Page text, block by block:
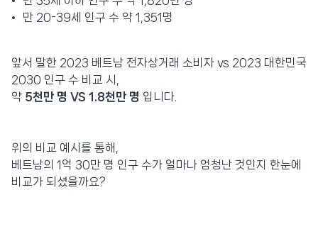
만 20-39세 인구 수 약 1,351명
앞서 말한 2023 베트남 전자상거래 소비자 vs 2023 대한민국
2030 인구 수 비교 시,
약 5천만 명 VS 1.8천만 명 입니다.
위의 비교 예시를 통해,
베트남의 1억 30만 명 인구 수가 얼마나 엄청난 것인지 한눈에
비교가 되셨을까요?